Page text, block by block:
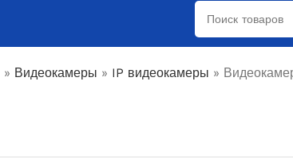
» Видеокамеры » IP видеокамеры »